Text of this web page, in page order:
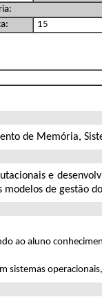
15
de Memória,
e
de gestão
ao aluno
sistemas